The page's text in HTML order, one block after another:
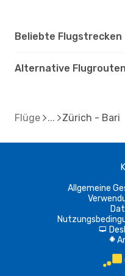
Beliebte Flugstrecken
Alternative Flugrouten
Flüge Zürich - Bari
Allgemeine
d
A